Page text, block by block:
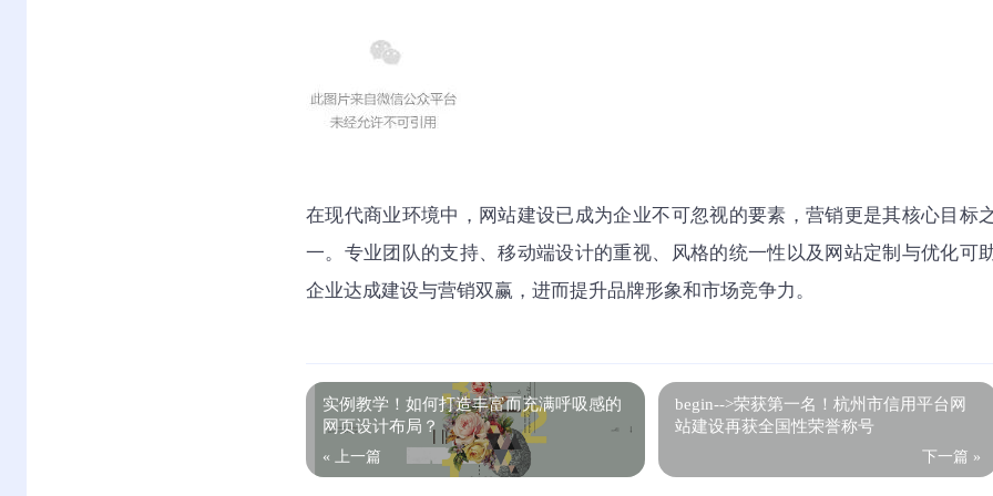
在现代商业环境中，网站建设已成为企业不可忽视的要素，营销更是其核心目标
一。专业团队的支持、移动端设计的重视、风格的统一性以及网站定制与优化可
企业达成建设与营销双赢，进而提升品牌形象和市场竞争力。
实例教学！如何打造丰富而充满呼吸感的
网页设计布局？
« 上一篇
begin-->荣获第一名！杭州市信用平台网
站建设再获全国性荣誉称号
下一篇 »